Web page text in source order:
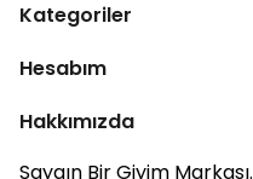
Kategoriler
Hesabım
Hakkımızda
Saygın Bir Giyim Markası.